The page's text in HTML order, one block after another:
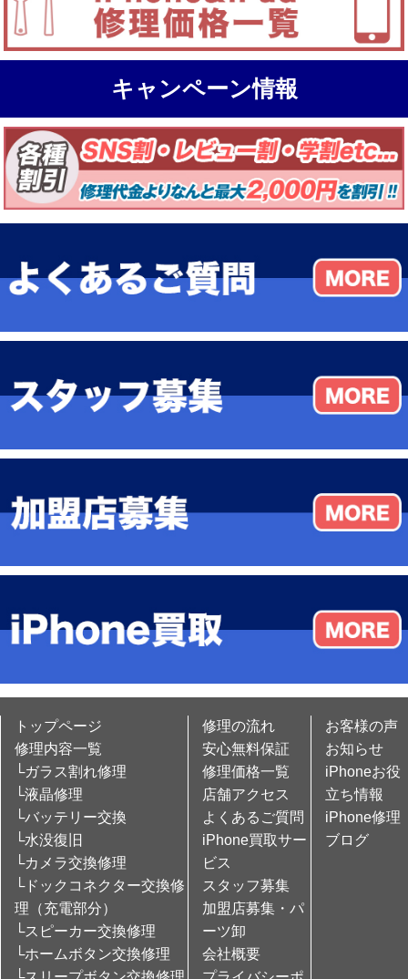
キャンペーン情報
トップページ
修理内容一覧
└ガラス割れ修理
└液晶修理
└バッテリー交換
└水没復旧
└カメラ交換修理
└ドックコネクター交換修
理（充電部分）
└スピーカー交換修理
└ホームボタン交換修理
修理の流れ
安心無料保証
修理価格一覧
店舗アクセス
よくあるご質問
iPhone買取サー
ビス
スタッフ募集
加盟店募集・パ
ーツ卸
会社概要
お客様の声
お知らせ
iPhoneお役
立ち情報
iPhone修理
ブログ